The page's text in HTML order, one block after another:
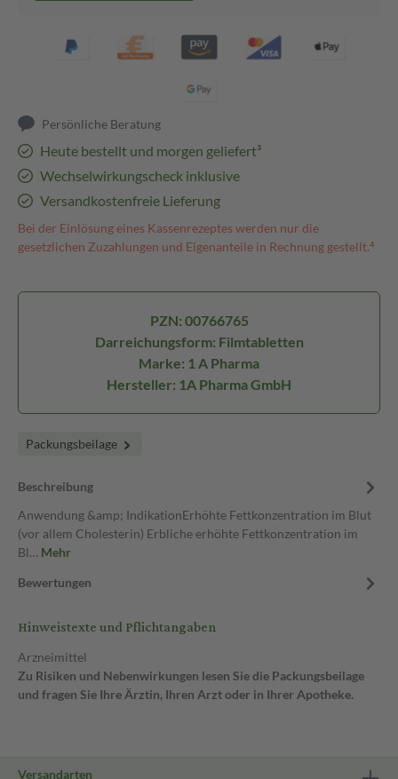
Persönliche Beratung
Heute bestellt und morgen geliefert³
Wechselwirkungscheck inklusive
Versandkostenfreie Lieferung
Bei der Einlösung eines Kassenrezeptes werden nur die
gesetzlichen Zuzahlungen und Eigenanteile in Rechnung gestellt.⁴
PZN: 00766765
Darreichungsform: Filmtabletten
Marke: 1 A Pharma
Hersteller: 1A Pharma GmbH
Packungsbeilage
Beschreibung
Anwendung &amp; IndikationErhöhte Fettkonzentration im Blut
(vor allem Cholesterin) Erbliche erhöhte Fettkonzentration im
Bl… Mehr
Bewertungen
Hinweistexte und Pflichtangaben
Arzneimittel
Zu Risiken und Nebenwirkungen lesen Sie die Packungsbeilage
und fragen Sie Ihre Ärztin, Ihren Arzt oder in Ihrer Apotheke.
Versandarten